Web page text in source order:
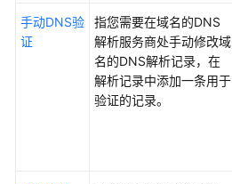
指
南
手动DNS验
证
指您需要在域名的DNS
解析服务商处手动修改域
名的DNS解析记录，在
解析记录中添加一条用于
验证的记录。